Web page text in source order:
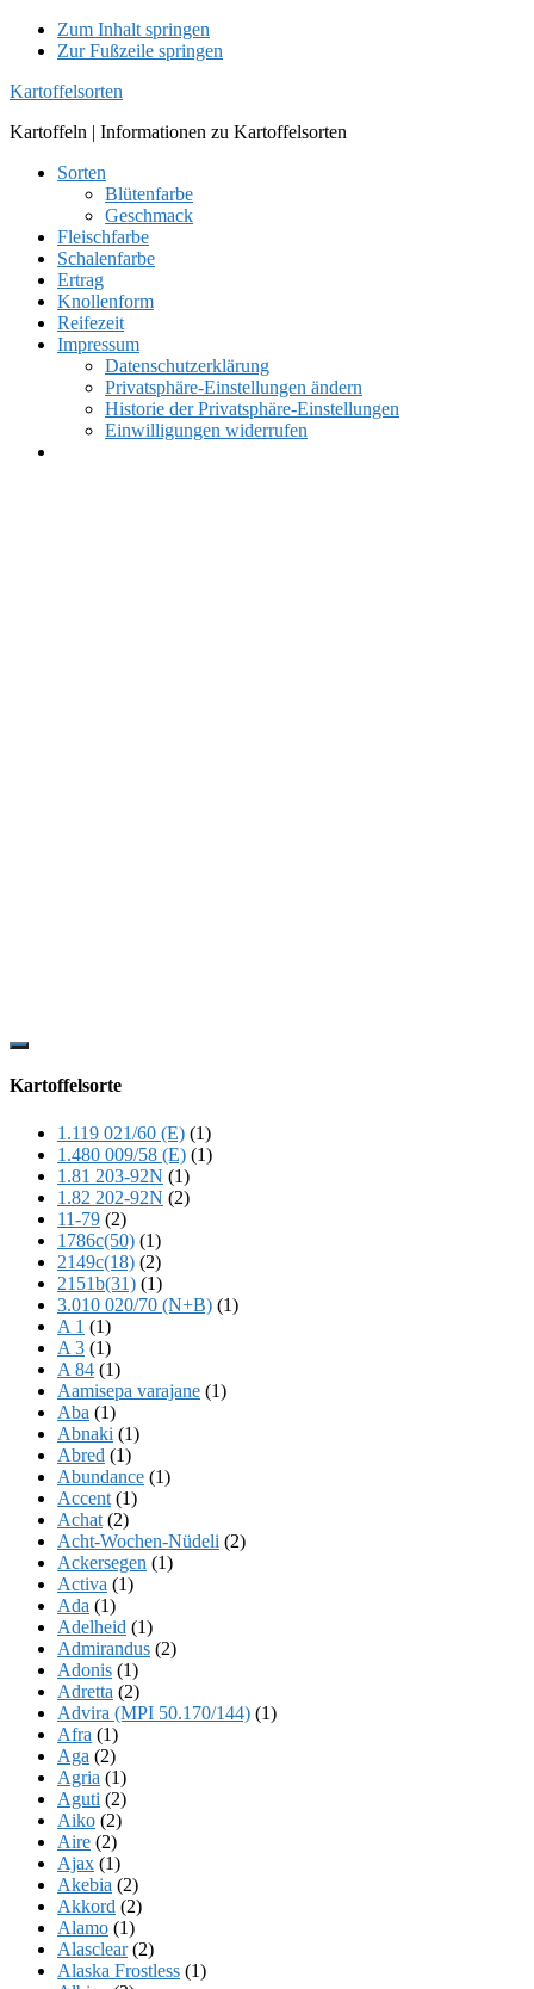
Zum Inhalt springen
Zur Fußzeile springen
Kartoffelsorten
Kartoffeln | Informationen zu Kartoffelsorten
Sorten
Blütenfarbe
Geschmack
Fleischfarbe
Schalenfarbe
Ertrag
Knollenform
Reifezeit
Impressum
Datenschutzerklärung
Privatsphäre-Einstellungen ändern
Historie der Privatsphäre-Einstellungen
Einwilligungen widerrufen
Show
Content
Kartoffelsorte
1.119 021/60 (E) (1)
1.480 009/58 (E) (1)
1.81 203-92N (1)
1.82 202-92N (2)
11-79 (2)
1786c(50) (1)
2149c(18) (2)
2151b(31) (1)
3.010 020/70 (N+B) (1)
A 1 (1)
A 3 (1)
A 84 (1)
Aamisepa varajane (1)
Aba (1)
Abnaki (1)
Abred (1)
Abundance (1)
Accent (1)
Achat (2)
Acht-Wochen-Nüdeli (2)
Ackersegen (1)
Activa (1)
Ada (1)
Adelheid (1)
Admirandus (2)
Adonis (1)
Adretta (2)
Advira (MPI 50.170/144) (1)
Afra (1)
Aga (2)
Agria (1)
Aguti (2)
Aiko (2)
Aire (2)
Ajax (1)
Akebia (2)
Akkord (2)
Alamo (1)
Alasclear(2)
Alaska Frostless (1)